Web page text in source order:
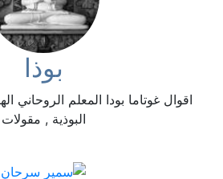
بوذا
اقوال غوتاما بودا المعلم الروحاني
البوذية , مقولات